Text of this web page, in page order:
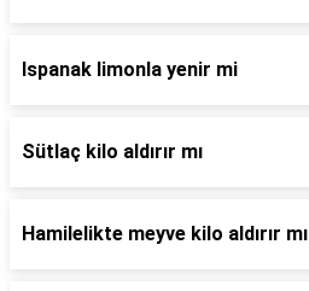
Ispanak limonla yenir mi
Sütlaç kilo aldırır mı
Hamilelikte meyve kilo aldırır mı